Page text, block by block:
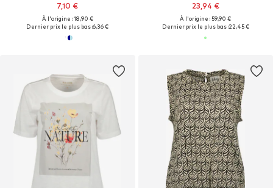
7,10 €
À l'origine : 18,90 €
Dernier prix le plus bas :6,36 €
23,94 €
À l'origine : 59,90 €
Dernier prix le plus bas :22,45 €